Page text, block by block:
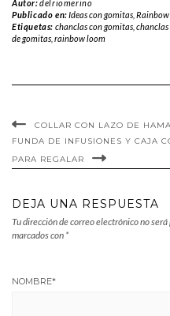
Autor:delriomerino
Publicado en:Ideas con gomitas,
Etiquetas: chanclas con gomitas, chanclas
de gomitas rainbow loom
COLLAR CON LAZO DE
FUNDA DE INFUSIONES Y CAJA
PARA REGALAR
DEJA UNA RESPUESTA
Tu dirección de correo electrónico no
marcados con *
NOMBRE*